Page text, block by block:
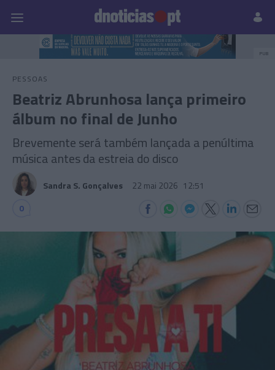
Prazeres Paisagens
PUB
PESSOAS
Beatriz Abrunhosa lança primeiro
álbum no final de Junho
Brevemente será também lançada a penúltima
música antes da estreia do disco
Sandra S. Gonçalves 22 mai 2026 12:51
0